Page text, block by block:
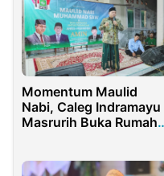
Momentum Maulid
Nabi, Caleg Indramayu
Masrurih Buka Rumah